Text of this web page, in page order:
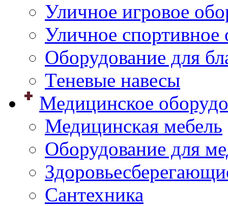
Уличное игровое
Уличное спортивное
Оборудование для
Теневые навесы
Медицинское
Медицинская мебель
Оборудование для
Сантехника